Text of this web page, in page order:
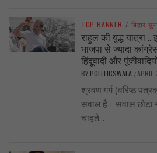
TOP BANNER / बिहार
राहुल की युद्ध यात्रा
भाजपा से ज्यादा
हिंदूवादी और
BY POLITICSWALA /
श्रवण गर्ग (वरिष्ठ
सवाल है। सवाल छोटा
चाहते...